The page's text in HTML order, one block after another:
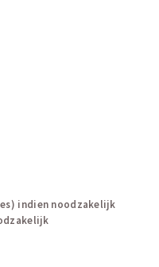
indien noodzakelijk